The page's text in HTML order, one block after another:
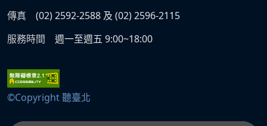
傳真
(02) 2592-2588 及 (02) 2596-2115
服務時間
週一至週五 9:00~18:00
©Copyright 聽臺北